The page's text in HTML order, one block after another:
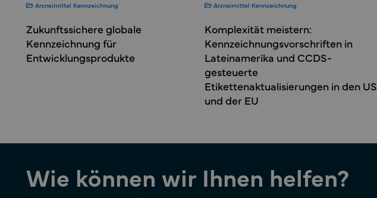
Arzneimittel Kennzeichnung
Zukunftssichere globale
Kennzeichnung für
Entwicklungsprodukte
Arzneimittel Kennzeichnung
Komplexität meistern:
Kennzeichnungsvorschriften in
Lateinamerika und CCDS-
gesteuerte
Etikettenaktualisierungen in den US
und der EU
Wie können wir Ihnen helfen?